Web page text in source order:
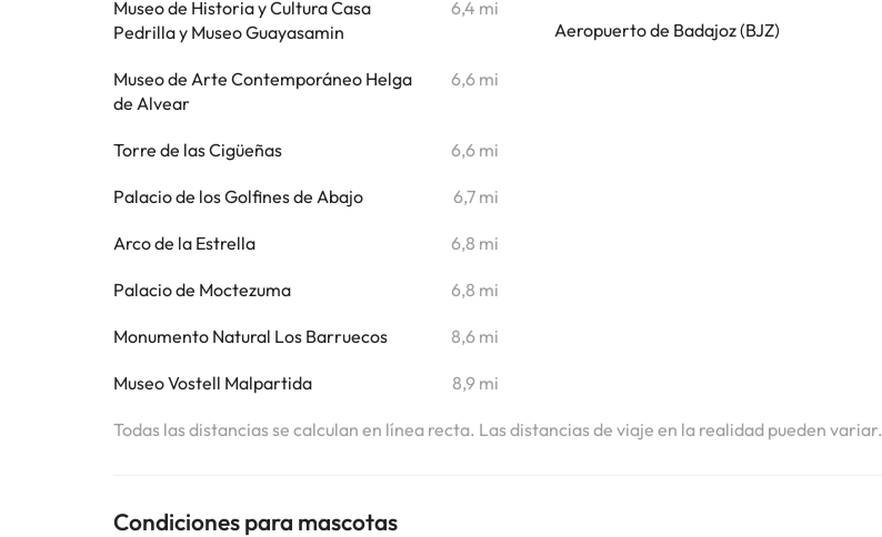
Museo de Historia y Cultura Casa
Pedrilla y Museo Guayasamin
6,4 mi
Museo de Arte Contemporáneo Helga
de Alvear
6,6 mi
Torre de las Cigüeñas 6,6 mi
Palacio de los Golfines de Abajo 6,7 mi
Arco de la Estrella 6,8 mi
Palacio de Moctezuma 6,8 mi
Monumento Natural Los Barruecos 8,6 mi
Museo Vostell Malpartida 8,9 mi
Aeropuerto de Badajoz (BJZ)
Todas las distancias se calculan en línea recta. Las distancias de viaje en la realidad pueden variar.
Condiciones para mascotas